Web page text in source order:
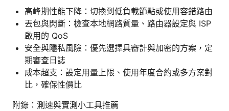
高峰期性能下降：切換到低負載節點或使用容錯路由
丟包與閃斷：檢查本地網路質量、路由器設定與 ISP
啟用的 QoS
安全與隱私風險：優先選擇具審計與加密的方案，定
期審查日誌
成本超支：設定用量上限、使用年度合約或多方案對
比，確保性價比
附錄：測速與實測小工具推薦